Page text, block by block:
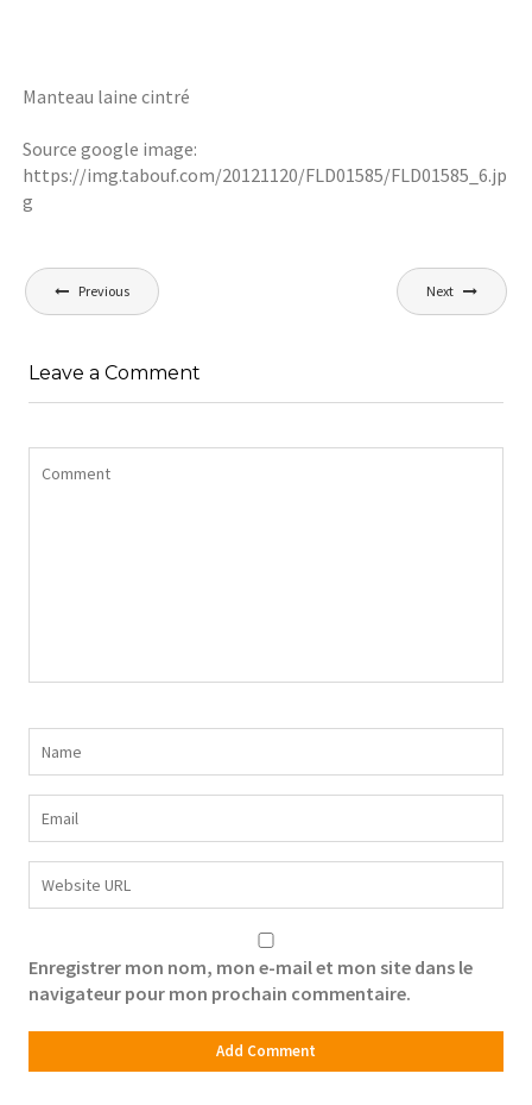
Manteau laine cintré
Source google image:
https://img.tabouf.com/20121120/FLD01585/FLD01585_6.jp
g
Navigation
de
Previous Next
Leave a Comment
Enregistrer mon nom, mon e-mail et mon site dans le
navigateur pour mon prochain commentaire.